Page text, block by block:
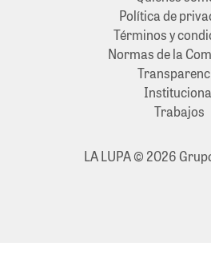
Política de
Términos y
Normas de la
Trabajos
LA LUPA © 2026